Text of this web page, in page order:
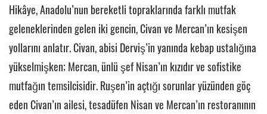
Hikâye, Anadolu’nun bereketli topraklarında farklı mutfak
geleneklerinden gelen iki gencin, Civan ve Mercan’ın kesişen
yollarını anlatır. Civan, abisi Derviş’in yanında kebap ustalığına
yükselmişken; Mercan, ünlü şef Nisan’ın kızıdır ve sofistike
mutfağın temsilcisidir. Ruşen’in açtığı sorunlar yüzünden göç
eden Civan’ın ailesi, tesadüfen Nisan ve Mercan’ın restoranının